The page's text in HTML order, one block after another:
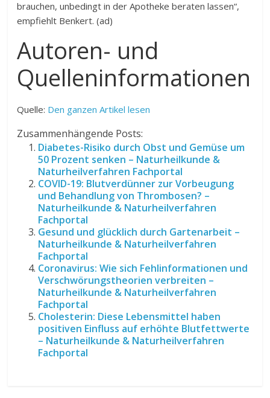
brauchen, unbedingt in der Apotheke beraten lassen“,
empfiehlt Benkert. (ad)
Autoren- und
Quelleninformationen
Quelle: Den ganzen Artikel lesen
Zusammenhängende Posts:
Diabetes-Risiko durch Obst und Gemüse um
50 Prozent senken – Naturheilkunde &
Naturheilverfahren Fachportal
COVID-19: Blutverdünner zur Vorbeugung
und Behandlung von Thrombosen? –
Naturheilkunde & Naturheilverfahren
Fachportal
Gesund und glücklich durch Gartenarbeit –
Naturheilkunde & Naturheilverfahren
Fachportal
Coronavirus: Wie sich Fehlinformationen und
Verschwörungstheorien verbreiten –
Naturheilkunde & Naturheilverfahren
Fachportal
Cholesterin: Diese Lebensmittel haben
positiven Einfluss auf erhöhte Blutfettwerte
– Naturheilkunde & Naturheilverfahren
Fachportal